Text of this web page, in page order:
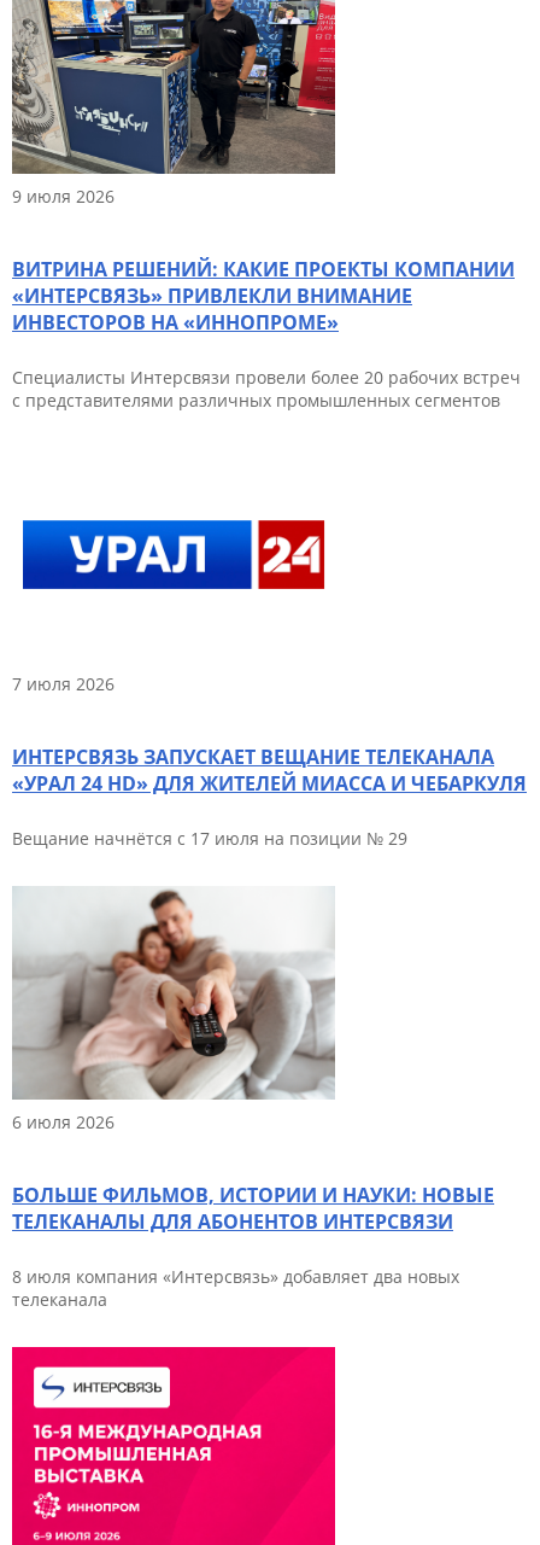
9 июля 2026
ВИТРИНА РЕШЕНИЙ: КАКИЕ ПРОЕКТЫ КОМПАНИИ
«ИНТЕРСВЯЗЬ» ПРИВЛЕКЛИ ВНИМАНИЕ
ИНВЕСТОРОВ НА «ИННОПРОМЕ»
Специалисты Интерсвязи провели более 20 рабочих встреч
с представителями различных промышленных сегментов
7 июля 2026
ИНТЕРСВЯЗЬ ЗАПУСКАЕТ ВЕЩАНИЕ ТЕЛЕКАНАЛА
«УРАЛ 24 HD» ДЛЯ ЖИТЕЛЕЙ МИАССА И ЧЕБАРКУЛЯ
Вещание начнётся с 17 июля на позиции № 29
6 июля 2026
БОЛЬШЕ ФИЛЬМОВ, ИСТОРИИ И НАУКИ: НОВЫЕ
ТЕЛЕКАНАЛЫ ДЛЯ АБОНЕНТОВ ИНТЕРСВЯЗИ
8 июля компания «Интерсвязь» добавляет два новых
телеканала